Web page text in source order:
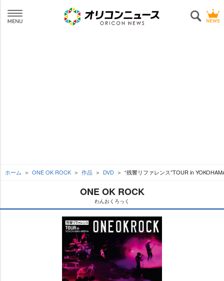
ホーム ONE OK ROCK 作品 DVD “残響リファレンス”TOUR in
ONE OK ROCK
わんおくろっく